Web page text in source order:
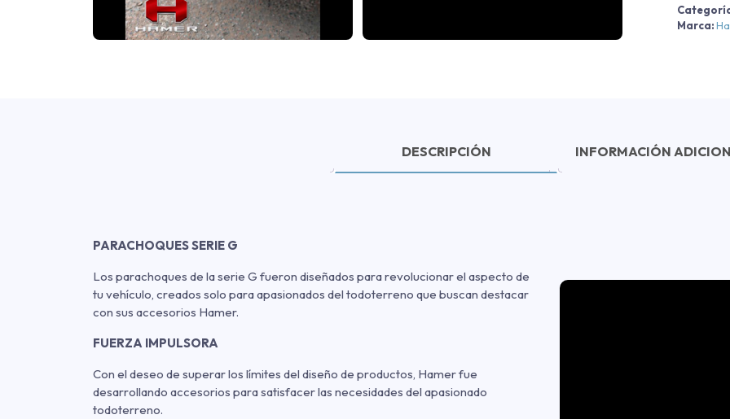
Marca:
DESCRIPCIÓN INFORMACIÓN
PARACHOQUES SERIE G
Los parachoques de la serie G fueron diseñados para revolucionar el aspecto de
tu vehículo, creados solo para apasionados del todoterreno que buscan destacar
con sus accesorios Hamer.
FUERZA IMPULSORA
Con el deseo de superar los límites del diseño de productos, Hamer fue
desarrollando accesorios para satisfacer las necesidades del apasionado
todoterreno.